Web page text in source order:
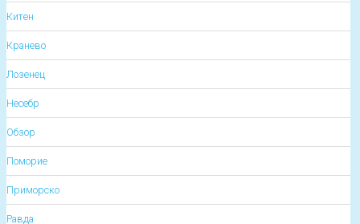
Китен
Кранево
Лозенец
Несебр
Обзор
Поморие
Приморско
Равда